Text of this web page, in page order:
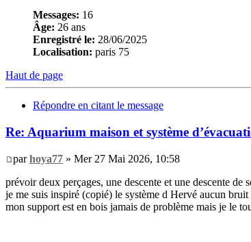
Messages: 16
Âge: 26 ans
Enregistré le: 28/06/2025
Localisation: paris 75
Haut de page
Répondre en citant le message
Re: Aquarium maison et système
parhoya77 » Mer 27 Mai 2026, 10:58
prévoir deux perçages, une descente et une descente de
je me suis inspiré (copié) le système d Hervé aucun bruit
mon support est en bois jamais de problème mais je le